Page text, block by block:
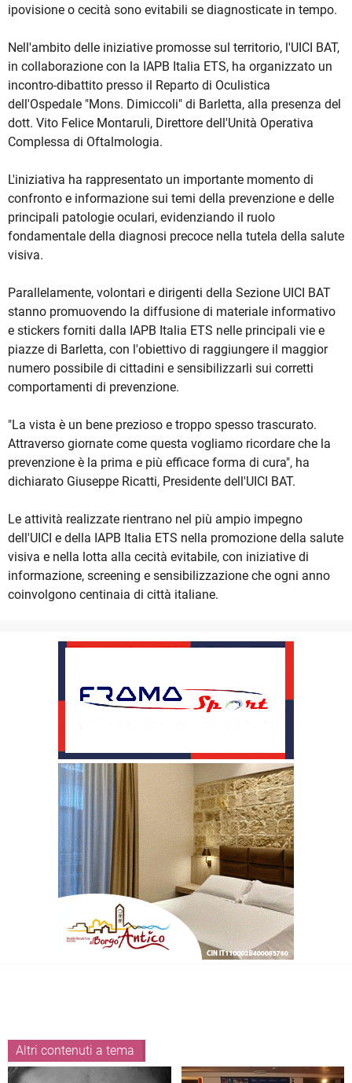
ipovisione o cecità sono evitabili se diagnosticate in tempo.
Nell'ambito delle iniziative promosse sul territorio, l'UICI BAT,
in collaborazione con la IAPB Italia ETS, ha organizzato un
incontro-dibattito presso il Reparto di Oculistica
dell'Ospedale "Mons. Dimiccoli" di Barletta, alla presenza del
dott. Vito Felice Montaruli, Direttore dell'Unità Operativa
Complessa di Oftalmologia.
L'iniziativa ha rappresentato un importante momento di
confronto e informazione sui temi della prevenzione e delle
principali patologie oculari, evidenziando il ruolo
fondamentale della diagnosi precoce nella tutela della salute
visiva.
Parallelamente, volontari e dirigenti della Sezione UICI BAT
stanno promuovendo la diffusione di materiale informativo
e stickers forniti dalla IAPB Italia ETS nelle principali vie e
piazze di Barletta, con l'obiettivo di raggiungere il maggior
numero possibile di cittadini e sensibilizzarli sui corretti
comportamenti di prevenzione.
"La vista è un bene prezioso e troppo spesso trascurato.
Attraverso giornate come questa vogliamo ricordare che la
prevenzione è la prima e più efficace forma di cura", ha
dichiarato Giuseppe Ricatti, Presidente dell'UICI BAT.
Le attività realizzate rientrano nel più ampio impegno
dell'UICI e della IAPB Italia ETS nella promozione della salute
visiva e nella lotta alla cecità evitabile, con iniziative di
informazione, screening e sensibilizzazione che ogni anno
coinvolgono centinaia di città italiane.
Altri contenuti a tema